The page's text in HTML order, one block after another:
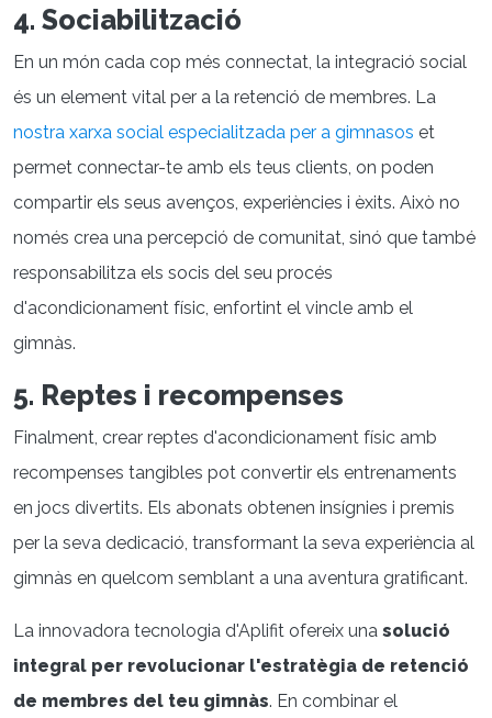
4. Sociabilització
En un món cada cop més connectat, la integració social
és un element vital per a la retenció de membres. La
nostra xarxa social especialitzada per a gimnasos et
permet connectar-te amb els teus clients, on poden
compartir els seus avenços, experiències i èxits. Això no
només crea una percepció de comunitat, sinó que també
responsabilitza els socis del seu procés
d'acondicionament físic, enfortint el vincle amb el
gimnàs.
5. Reptes i recompenses
Finalment, crear reptes d'acondicionament físic amb
recompenses tangibles pot convertir els entrenaments
en jocs divertits. Els abonats obtenen insígnies i premis
per la seva dedicació, transformant la seva experiència al
gimnàs en quelcom semblant a una aventura gratificant.
La innovadora tecnologia d'Aplifit ofereix una solució
integral per revolucionar l'estratègia de retenció
de membres del teu gimnàs. En combinar el